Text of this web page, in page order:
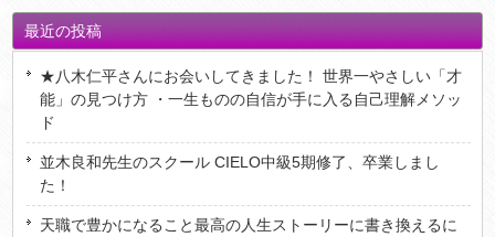
最近の投稿
★八木仁平さんにお会いしてきました！ 世界一やさしい「才
能」の見つけ方 ・一生ものの自信が手に入る自己理解メソッ
ド
並木良和先生のスクール CIELO中級5期修了、卒業しまし
た！
天職で豊かになること最高の人生ストーリーに書き換えるに